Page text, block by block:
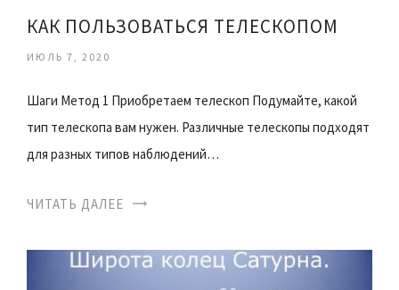
КАК ПОЛЬЗОВАТЬСЯ ТЕЛЕСКОПОМ
ИЮЛЬ 7, 2020
Шаги Метод 1 Приобретаем телескоп Подумайте, какой
тип телескопа вам нужен. Различные телескопы подходят
для разных типов наблюдений…
ЧИТАТЬ ДАЛЕЕ